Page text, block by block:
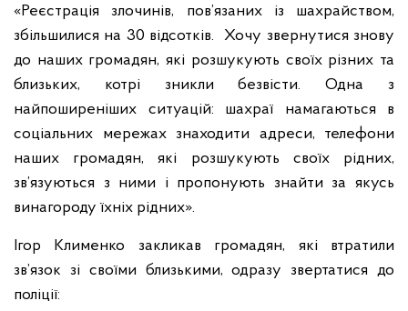
«Реєстрація злочинів, пов’язаних із шахрайством,
збільшилися на 30 відсотків. Хочу звернутися знову
до наших громадян, які розшукують своїх різних та
близьких, котрі зникли безвісти. Одна з
найпоширеніших ситуацій: шахраї намагаються в
соціальних мережах знаходити адреси, телефони
наших громадян, які розшукують своїх рідних,
зв’язуються з ними і пропонують знайти за якусь
винагороду їхніх рідних».
Ігор Клименко закликав громадян, які втратили
зв’язок зі своїми близькими, одразу звертатися до
поліції: